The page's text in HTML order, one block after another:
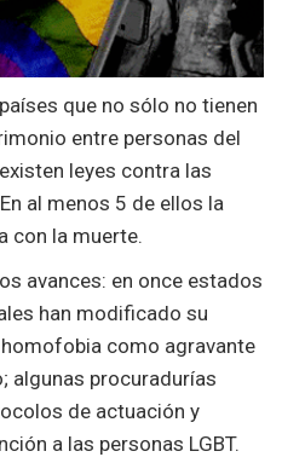
que no sólo no tienen
entre personas del
leyes contra las
al menos 5 de ellos la
con la muerte.
avances: en once estados
han modificado su
como agravante
algunas procuradurías
de actuación y
a las personas LGBT.